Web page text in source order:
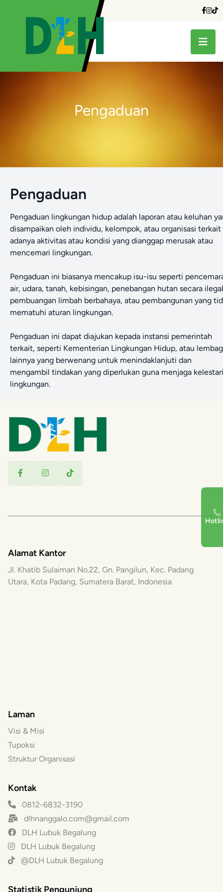
Pengaduan
Pengaduan
Pengaduan lingkungan hidup adalah laporan atau keluhan
disampaikan oleh individu, kelompok, atau organisasi terkait
adanya aktivitas atau kondisi yang dianggap merusak atau
mencemari lingkungan.
Pengaduan ini biasanya mencakup isu-isu seperti
air, udara, tanah, kebisingan, penebangan hutan secara
pembuangan limbah berbahaya, atau pembangunan yang
mematuhi aturan lingkungan.
Pengaduan ini dapat diajukan kepada instansi pemerintah
terkait, seperti Kementerian Lingkungan Hidup, atau
lainnya yang berwenang untuk menindaklanjuti dan
mengambil tindakan yang diperlukan guna menjaga
lingkungan.
Alamat Kantor
Jl. Khatib Sulaiman No.22, Gn. Pangilun, Kec. Padang
Utara, Kota Padang, Sumatera Barat, Indonesia
Laman
Visi & Misi
Tupoksi
Struktur Organisasi
Kontak
0812-6832-3190
dlhnanggalo.com@gmail.com
DLH Lubuk Begalung
DLH Lubuk Begalung
@DLH Lubuk Begalung
Statistik Pengunjung